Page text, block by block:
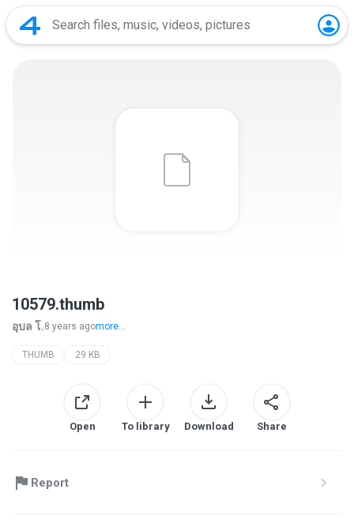
10579.thumb
อุบล โ.8 years agomore...
THUMB 29 KB
Open To library Download Share
Report